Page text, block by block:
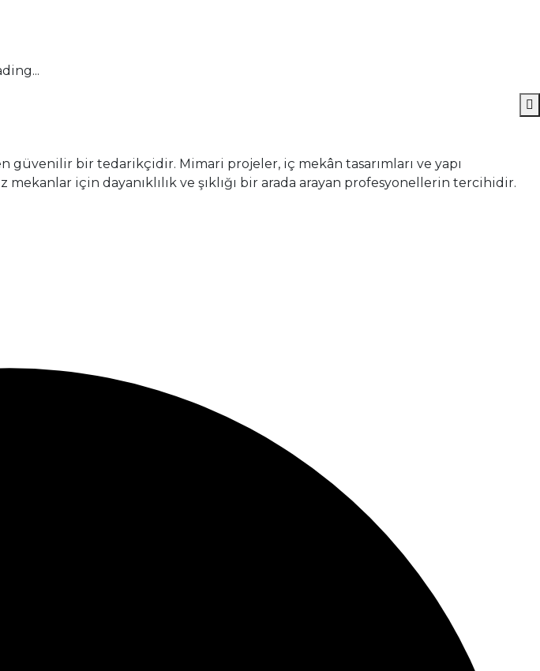
bir tedarikçidir. Mimari projeler, iç mekân tasarımları ve yapı
için dayanıklılık ve şıklığı bir arada arayan profesyonellerin tercihidir.